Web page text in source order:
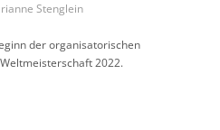
Stenglein
der organisatorischen
2022.